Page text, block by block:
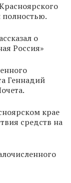
о
Россия»
Геннадий
крае
средств на